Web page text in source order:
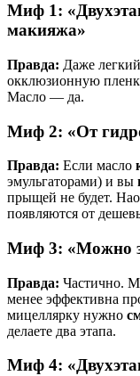
Миф 1:
макияжа»
Правда: Даже
окклюзионную
Масло — да.
Миф 2: «От
Правда: Если масло
эмульгаторами) и вы
прыщей не будет.
появляются от
Миф 3: «Можно
Правда: Частично.
менее эффективна
мицеллярку нужно
делаете два этапа.
Миф 4: